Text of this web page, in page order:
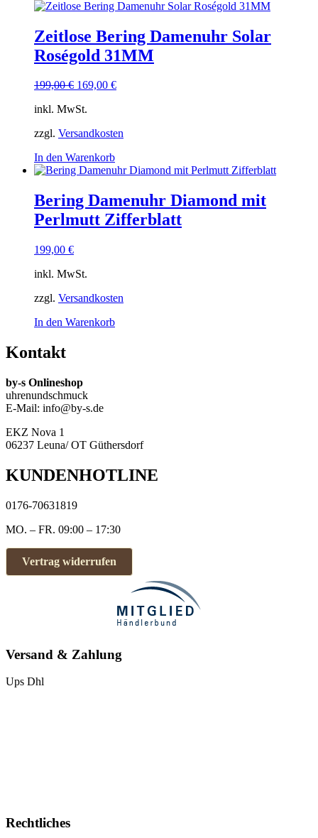
Zeitlose Bering Damenuhr Solar
Roségold 31MM
199,00€ Ursprünglicher
war:
169,00 €Aktueller
inkl. MwSt.
zzgl. Versandkosten
In den Warenkorb
Bering Damenuhr Diamond mit
Perlmutt Zifferblatt
199,00 €
inkl. MwSt.
zzgl. Versandkosten
In den Warenkorb
Kontakt
by-s Onlineshop
uhrenundschmuck
E-Mail: info@by-s.de
EKZ Nova 1
06237 Leuna/ OT Güthersdorf
KUNDENHOTLINE
0176-70631819
MO. – FR. 09:00 – 17:30
Vertrag widerrufen
Versand & Zahlung
Ups Dhl
Rechtliches